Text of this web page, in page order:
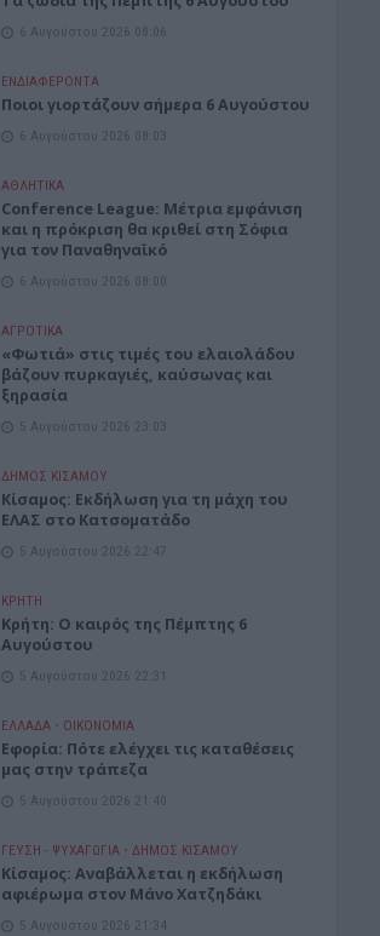
6 Αυγούστου 2026 08:06
ΕΝΔΙΑΦΕΡΟΝΤΑ
Ποιοι γιορτάζουν σήμερα 6 Αυγούστου
6 Αυγούστου 2026 08:03
ΑΘΛΗΤΙΚΑ
Conference League: Μέτρια εμφάνιση
και η πρόκριση θα κριθεί στη Σόφια
για τον Παναθηναϊκό
6 Αυγούστου 2026 08:00
ΑΓΡΟΤΙΚΑ
«Φωτιά» στις τιμές του ελαιολάδου
βάζουν πυρκαγιές, καύσωνας και
ξηρασία
5 Αυγούστου 2026 23:03
ΔΉΜΟΣ ΚΙΣΆΜΟΥ
Κίσαμος: Εκδήλωση για τη μάχη του
ΕΛΑΣ στο Κατσοματάδο
5 Αυγούστου 2026 22:47
ΚΡΗΤΗ
Κρήτη: Ο καιρός της Πέμπτης 6
Αυγούστου
5 Αυγούστου 2026 22:31
ΕΛΛΑΔΑ • ΟΙΚΟΝΟΜΙΑ
Εφορία: Πότε ελέγχει τις καταθέσεις
μας στην τράπεζα
5 Αυγούστου 2026 21:40
ΓΕΎΣΗ - ΨΥΧΑΓΩΓΊΑ • ΔΉΜΟΣ ΚΙΣΆΜΟΥ
Κίσαμος: Αναβάλλεται η εκδήλωση
αφιέρωμα στον Μάνο Χατζηδάκι
5 Αυγούστου 2026 21:34